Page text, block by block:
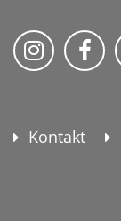
KEB
Kontakt